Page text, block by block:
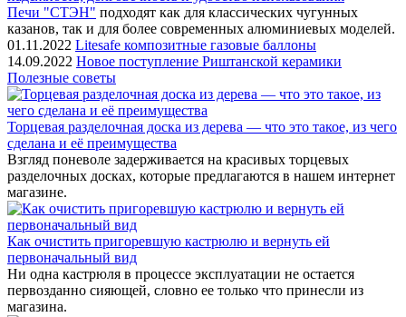
Печи "СТЭН" подходят как для классических чугунных
казанов, так и для более современных алюминиевых моделей.
01.11.2022 Litesafe композитные газовые баллоны
14.09.2022 Новое поступление Риштанской керамики
Полезные советы
Торцевая разделочная доска из дерева — что это такое, из чего
сделана и её преимущества
Взгляд поневоле задерживается на красивых торцевых
разделочных досках, которые предлагаются в нашем интернет
магазине.
Как очистить пригоревшую кастрюлю и вернуть ей
первоначальный вид
Ни одна кастрюля в процессе эксплуатации не остается
первозданно сияющей, словно ее только что принесли из
магазина.